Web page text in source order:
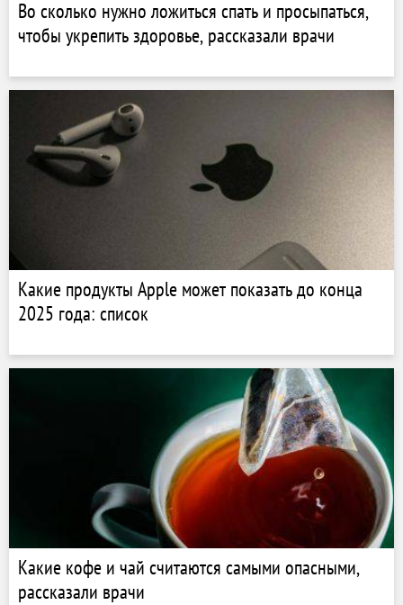
Во сколько нужно ложиться спать и просыпаться,
чтобы укрепить здоровье, рассказали врачи
Какие продукты Apple может показать до конца
2025 года: список
Какие кофе и чай считаются самыми опасными,
рассказали врачи